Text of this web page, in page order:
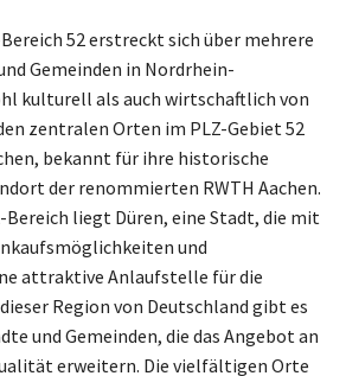
52 erstreckt sich über mehrere
Gemeinden in Nordrhein-
kulturell als auch wirtschaftlich von
zentralen Orten im PLZ-Gebiet 52
bekannt für ihre historische
der renommierten RWTH Aachen.
Bereich liegt Düren, eine Stadt, die mit
und
attraktive Anlaufstelle für die
Region von Deutschland gibt es
und Gemeinden, die das Angebot an
erweitern. Die vielfältigen Orte